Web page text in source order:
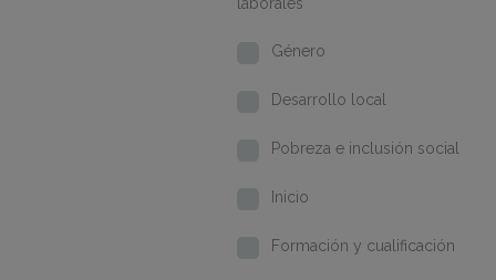
Género
Desarrollo local
Pobreza e inclusión social
Inicio
Formación y cualificación